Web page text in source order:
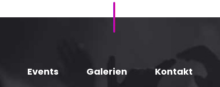
Events Galerien Kontakt